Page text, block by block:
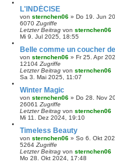
L'INDÉCISE
von sternchen06 » Do 19. Jun
6070 Zugriffe
Letzter Beitrag von sternchen06
Mi 9. Jul 2025, 18:55
Belle comme un coucher
von sternchen06 » Fr 25. Apr
12104 Zugriffe
Letzter Beitrag von sternchen06
Sa 3. Mai 2025, 11:07
Winter Magic
von sternchen06 » Do 28. Nov
26061 Zugriffe
Letzter Beitrag von sternchen06
Mi 11. Dez 2024, 19:10
Timeless Beauty
von sternchen06 » So 6. Okt
5264 Zugriffe
Letzter Beitrag von sternchen06
Mo 28. Okt 2024, 17:48